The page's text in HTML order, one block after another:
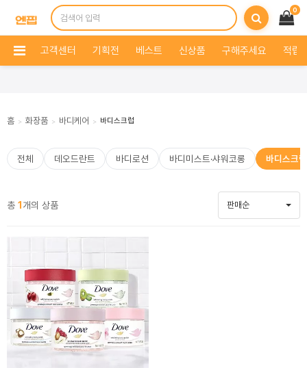
0
고객센터 기획전 베스트 신상품 구해주세요 적립
홈 > 화장품 > 바디케어 > 바디스크럽
전체 데오드란트 바디로션 바디미스트·샤워코롱 바디스크럽
총 1 개의 상품 판매순